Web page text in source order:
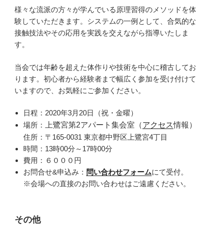
様々な流派の方々が学んでいる原理習得のメソッドを体
験していただきます。システムの一例として、合気的な
接触技法やその応用を実践を交えながら指導いたしま
す。
当会では年齢を超えた体作りや技術を中心に稽古してお
ります。初心者から経験者まで幅広く参加を受け付けて
いますので、お気軽にご参加ください。
日程：2020年3月20日（祝・金曜）
場所：
上鷺宮第2アパート集会室（アクセス情報）
住所：〒165-0031 東京都中野区上鷺宮4丁目
時間：13時00分～17時00分
費用：６０００円
お問合せ&申込み： 問い合わせフォームにて受付。
※会場への直接のお問い合わせはご遠慮ください。
その他